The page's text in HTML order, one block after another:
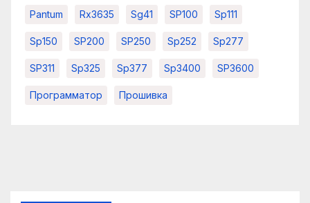
Pantum Rx3635 Sg41 SP100 Sp111
Sp150 SP200 SP250 Sp252 Sp277
SP311 Sp325 Sp377 Sp3400 SP3600
Программатор Прошивка